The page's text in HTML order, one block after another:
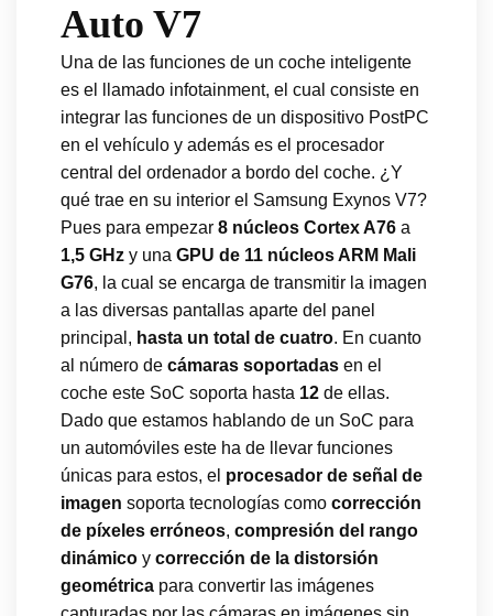
Auto V7
Una de las funciones de un coche inteligente
es el llamado infotainment, el cual consiste en
integrar las funciones de un dispositivo PostPC
en el vehículo y además es el procesador
central del ordenador a bordo del coche. ¿Y
qué trae en su interior el Samsung Exynos V7?
Pues para empezar 8 núcleos Cortex A76 a
1,5 GHz y una GPU de 11 núcleos ARM Mali
G76, la cual se encarga de transmitir la imagen
a las diversas pantallas aparte del panel
principal, hasta un total de cuatro. En cuanto
al número de cámaras soportadas en el
coche este SoC soporta hasta 12 de ellas.
Dado que estamos hablando de un SoC para
un automóviles este ha de llevar funciones
únicas para estos, el procesador de señal de
imagen soporta tecnologías como corrección
de píxeles erróneos, compresión del rango
dinámico y corrección de la distorsión
geométrica para convertir las imágenes